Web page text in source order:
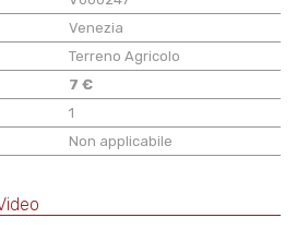
Venezia
Terreno Agricolo
7 €
1
Non applicabile